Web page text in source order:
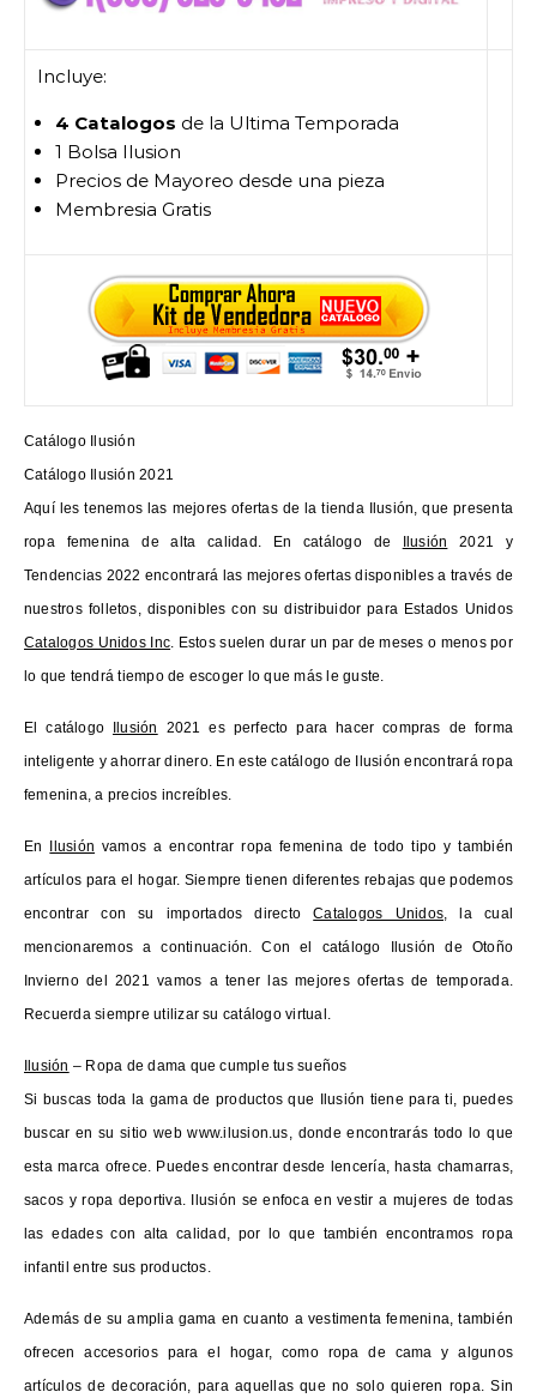
Incluye:
4 Catalogos de la Ultima Temporada
1 Bolsa Ilusion
Precios de Mayoreo desde una pieza
Membresia Gratis
Catálogo Ilusión
Catálogo Ilusión 2021
Aquí les tenemos las mejores ofertas de la tienda Ilusión, que presenta
ropa femenina de alta calidad. En catálogo de
Ilusión 2021 y
Tendencias 2022 encontrará las mejores ofertas disponibles a través de
nuestros folletos, disponibles con su distribuidor para Estados Unidos
Catalogos Unidos Inc. Estos suelen durar un par de meses o menos por
lo que tendrá tiempo de escoger lo que más le guste.
El catálogo Ilusión
2021 es perfecto para hacer compras de forma
inteligente y ahorrar dinero. En este catálogo de Ilusión encontrará ropa
femenina, a precios increíbles.
En Ilusión vamos a encontrar ropa femenina de todo tipo y también
artículos para el hogar. Siempre tienen diferentes rebajas que podemos
encontrar con su importados directoCatalogos Unidos, la cual
mencionaremos a continuación. Con el catálogo Ilusión de Otoño
Invierno del 2021 vamos a tener las mejores ofertas de temporada.
Recuerda siempre utilizar su catálogo virtual.
Ilusión – Ropa de dama que cumple tus sueños
Si buscas toda la gama de productos que Ilusión tiene para ti, puedes
buscar en su sitio web www.ilusion.us, donde encontrarás todo lo que
esta marca ofrece. Puedes encontrar desde lencería, hasta chamarras,
sacos y ropa deportiva. Ilusión se enfoca en vestir a mujeres de todas
las edades con alta calidad, por lo que también encontramos ropa
infantil entre sus productos.
Además de su amplia gama en cuanto a vestimenta femenina, también
ofrecen accesorios para el hogar, como ropa de cama y algunos
artículos de decoración, para aquellas que no solo quieren ropa. Sin